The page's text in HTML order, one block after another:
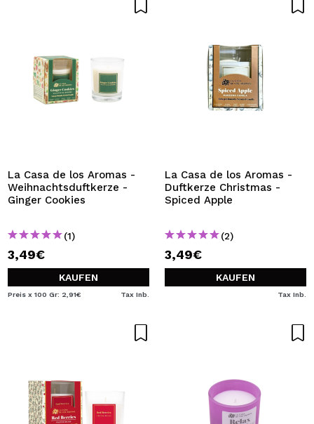
La Casa de los Aromas -
Weihnachtsduftkerze -
Ginger Cookies
(1)
3,49€
KAUFEN
Preis x 100 Gr: 2,91€ Tax Inb.
La Casa de los Aromas -
Duftkerze Christmas -
Spiced Apple
(2)
3,49€
KAUFEN
Tax Inb.